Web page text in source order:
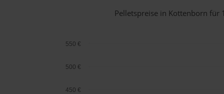
Pelletspreise in Kottenborn für
450 €
500 €
550 €